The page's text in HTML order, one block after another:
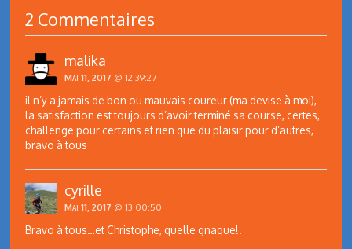
2 Commentaires
malika
Mai 11, 2017 @ 12:39:27
il n’y a jamais de bon ou mauvais coureur (ma devise à moi),
la satisfaction est toujours d’avoir terminé sa course, certes,
challenge pour certains et rien que du plaisir pour d’autres,
bravo à tous
cyrille
Mai 11, 2017 @ 13:00:50
Bravo à tous…et Christophe, quelle gnaque!!